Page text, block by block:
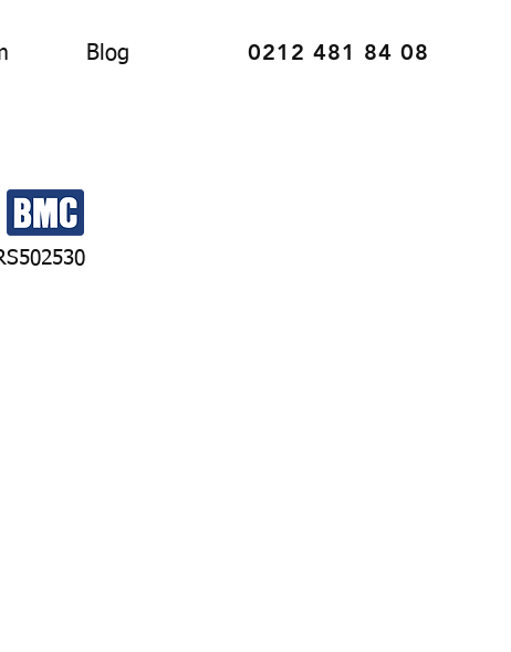
Blog 0212 481 84 08